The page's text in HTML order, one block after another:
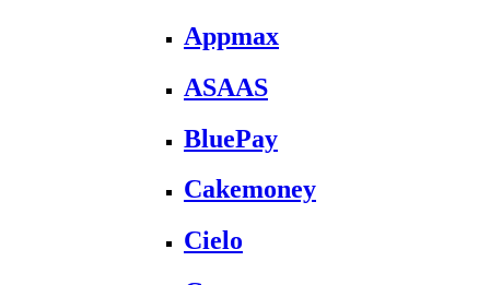
Appmax
ASAAS
BluePay
Cakemoney
Cielo